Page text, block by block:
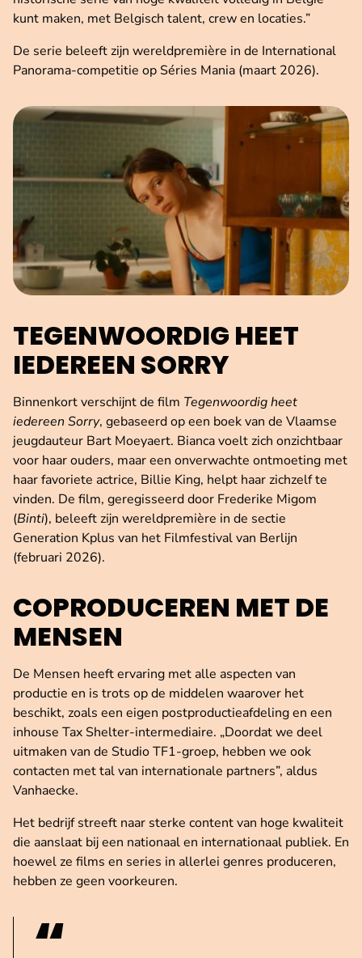
kunt maken, met Belgisch talent, crew en locaties.”
De serie beleeft zijn wereldpremière in de International
Panorama-competitie op Séries Mania (maart 2026).
TEGENWOORDIG HEET
IEDEREEN SORRY
Binnenkort verschijnt de film Tegenwoordig heet
iedereen Sorry, gebaseerd op een boek van de Vlaamse
jeugdauteur Bart Moeyaert. Bianca voelt zich onzichtbaar
voor haar ouders, maar een onverwachte ontmoeting met
haar favoriete actrice, Billie King, helpt haar zichzelf te
vinden. De film, geregisseerd door Frederike Migom
(Binti), beleeft zijn wereldpremière in de sectie
Generation Kplus van het Filmfestival van Berlijn
(februari 2026).
COPRODUCEREN MET DE
MENSEN
De Mensen heeft ervaring met alle aspecten van
productie en is trots op de middelen waarover het
beschikt, zoals een eigen postproductieafdeling en een
inhouse Tax Shelter-intermediaire. „Doordat we deel
uitmaken van de Studio TF1-groep, hebben we ook
contacten met tal van internationale partners”, aldus
Vanhaecke.
Het bedrijf streeft naar sterke content van hoge kwaliteit
die aanslaat bij een nationaal en internationaal publiek. En
hoewel ze films en series in allerlei genres produceren,
hebben ze geen voorkeuren.